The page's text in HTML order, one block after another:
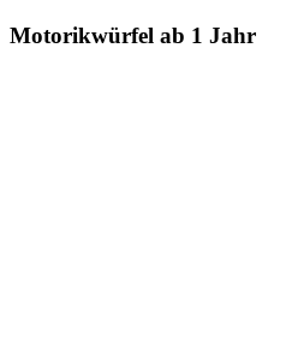
Motorikwürfel ab 1 Jahr